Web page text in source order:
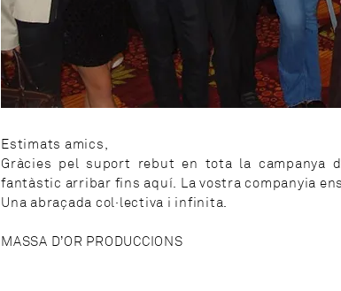
Estimats amics,
Gràcies pel suport rebut en tota la campanya
fantàstic arribar fins aquí. La vostra companyia
Una abraçada col·lectiva i infinita.
MASSA D’OR PRODUCCIONS